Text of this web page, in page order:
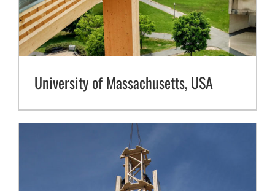
University of Massachusetts, USA
Timbertower Sonderkonstruktion, Deutschland